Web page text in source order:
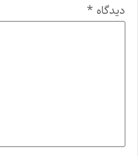
دیدگاه *